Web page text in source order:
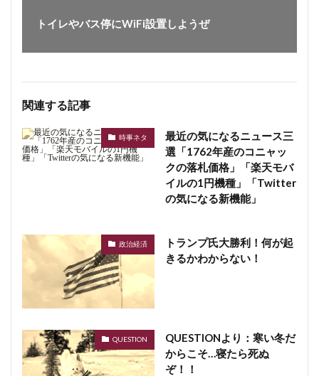
トイレやバス停にWiFi設置しようぜ
関連する記事
時事ネタ
最近の気になるニュース三
選「1762年産のコニャッ
クの落札価格」「楽天モバ
イルの1円機種」「Twitter
の気になる新機能」
政治経済
トランプ氏大勝利！何が起
きるかわからない！
QUESTION
QUESTIONより：寒い冬だ
からこそ…寝たら死ぬ
ぞ！！